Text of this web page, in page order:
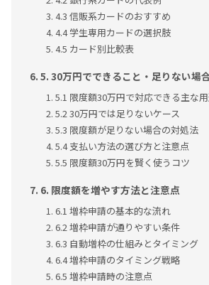
4.3 信販系カードのおすすめ
4.4 学生専用カードの選択肢
4.5 カード別比較表
5. 30万円でできること・足りない場
5.1 限度額30万円で対応できる主な
5.2 30万円では足りないケース
5.3 限度額が足りない場合の対処法
5.4 支払い方法の選び方と注意点
5.5 限度額30万円を賢く使うコツ
6. 限度額を増やす方法と注意点
6.1 増枠申請の基本的な流れ
6.2 増枠申請が通りやすい条件
6.3 自動増枠の仕組みとタイミング
6.4 増枠申請のタイミング戦略
6.5 増枠申請時の注意点